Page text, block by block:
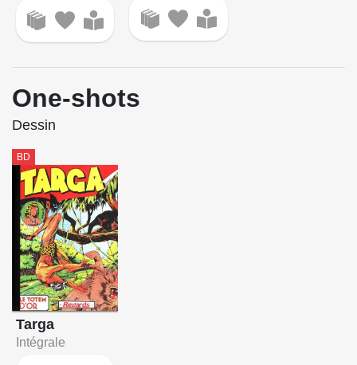
One-shots
Dessin
BD
Targa
Intégrale